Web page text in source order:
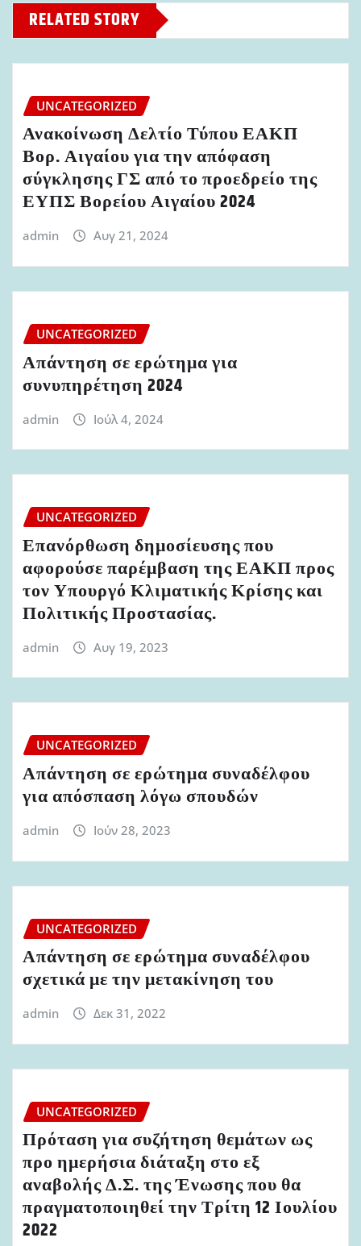
RELATED STORY
UNCATEGORIZED
Ανακοίνωση Δελτίο Τύπου ΕΑΚΠ
Βορ. Αιγαίου για την απόφαση
σύγκλησης ΓΣ από το προεδρείο της
ΕΥΠΣ Βορείου Αιγαίου 2024
admin Αυγ 21, 2024
UNCATEGORIZED
Απάντηση σε ερώτημα για
συνυπηρέτηση 2024
admin Ιούλ 4, 2024
UNCATEGORIZED
Επανόρθωση δημοσίευσης που
αφορούσε παρέμβαση της ΕΑΚΠ προς
τον Υπουργό Κλιματικής Κρίσης και
Πολιτικής Προστασίας.
admin Αυγ 19, 2023
UNCATEGORIZED
Απάντηση σε ερώτημα συναδέλφου
για απόσπαση λόγω σπουδών
admin Ιούν 28, 2023
UNCATEGORIZED
Απάντηση σε ερώτημα συναδέλφου
σχετικά με την μετακίνηση του
admin Δεκ 31, 2022
UNCATEGORIZED
Πρόταση για συζήτηση θεμάτων ως
προ ημερήσια διάταξη στο εξ
αναβολής Δ.Σ. της Ένωσης που θα
πραγματοποιηθεί την Τρίτη 12 Ιουλίου
2022